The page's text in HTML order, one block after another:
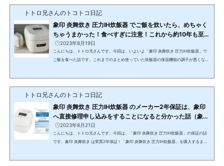
品2023年モデル象印 炎舞炊き 圧力IH炊飯器 NW-FB10（5.5合炊き）2023年6月21日
トトロ兄さんのトコトコ日記
象印 炎舞炊き 圧力IH炊飯器 でご飯を炊いたら、めちゃく
ちゃうまかった！食べすぎに注意！これから約10年も至福
のご飯が味わえると思うと幸せな気分になった話
2023年8月19日
こんにちは、トトロ兄さんです。今回は、いよいよ「象印 炎舞炊き 圧力IH炊飯器」で
ご飯を食べた話です。これまでのまとめ使っていた炊飯器の保温機能の調子が悪くなっ
s.currentScript=c.currentScript||c.scripts;(b.q=b.q||).push(arguments)};c.getEleme
トトロ兄さんのトコトコ日記
象印 炎舞炊き 圧力IH炊飯器 のメーカー2年保証は、象印
へ直接修理申し込みをすることになると分かった話（象印
食堂限定クーポンがもらえる！）
2023年8月21日
こんにちは、トトロ兄さんです。今回は、「象印 炎舞炊き 圧力IH炊飯器」の保証の話
です。象印 炎舞炊き は実質2年保証！「象印 炎舞炊き 圧力IH炊飯器」を購入するまで